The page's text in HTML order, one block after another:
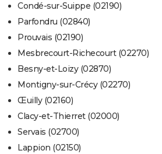
Condé-sur-Suippe (02190)
Parfondru (02840)
Prouvais (02190)
Mesbrecourt-Richecourt (02270)
Besny-et-Loizy (02870)
Montigny-sur-Crécy (02270)
Œuilly (02160)
Clacy-et-Thierret (02000)
Servais (02700)
Lappion (02150)